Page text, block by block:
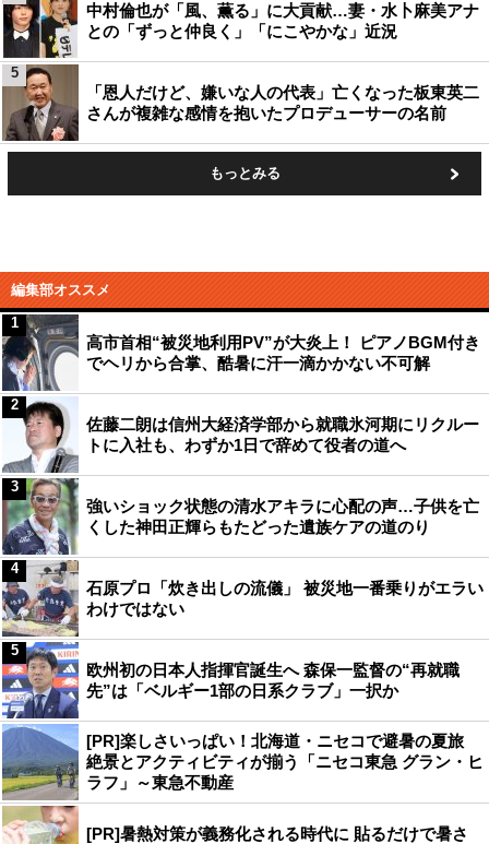
中村倫也が「風、薫る」に大貢献…妻・水卜麻美アナ
との「ずっと仲良く」「にこやかな」近況
「恩人だけど、嫌いな人の代表」亡くなった板東英二
さんが複雑な感情を抱いたプロデューサーの名前
5
もっとみる
編集部オススメ
高市首相“被災地利用PV”が大炎上！ ピアノBGM付き
でヘリから合掌、酷暑に汗一滴かかない不可解
1
佐藤二朗は信州大経済学部から就職氷河期にリクルー
トに入社も、わずか1日で辞めて役者の道へ
2
強いショック状態の清水アキラに心配の声…子供を亡
くした神田正輝らもたどった遺族ケアの道のり
3
石原プロ「炊き出しの流儀」 被災地一番乗りがエラい
わけではない
4
欧州初の日本人指揮官誕生へ 森保一監督の“再就職
先”は「ベルギー1部の日系クラブ」一択か
5
[PR]楽しさいっぱい！北海道・ニセコで避暑の夏旅
絶景とアクティビティが揃う「ニセコ東急 グラン・ヒ
ラフ」～東急不動産
[PR]暑熱対策が義務化される時代に 貼るだけで暑さ